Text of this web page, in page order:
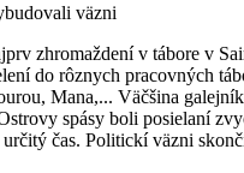
väzni
zhromaždení v tábore v
do rôznych pracovných
Mana,... Väčšina
spásy boli posielaní
čas. Politickí väzni